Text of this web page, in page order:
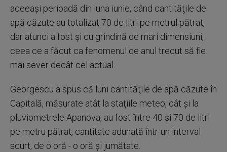
aceeaşi perioadă din luna iunie, când cantităţile de
apă căzute au totalizat 70 de litri pe metrul pătrat,
dar atunci a fost şi cu grindină de mari dimensiuni,
ceea ce a făcut ca fenomenul de anul trecut să fie
mai sever decât cel actual.
Georgescu a spus că luni cantităţile de apă căzute în
Capitală, măsurate atât la staţiile meteo, cât şi la
pluviometrele Apanova, au fost între 40 şi 70 de litri
pe metru pătrat, cantitate adunată într-un interval
scurt, de o oră - o oră şi jumătate.